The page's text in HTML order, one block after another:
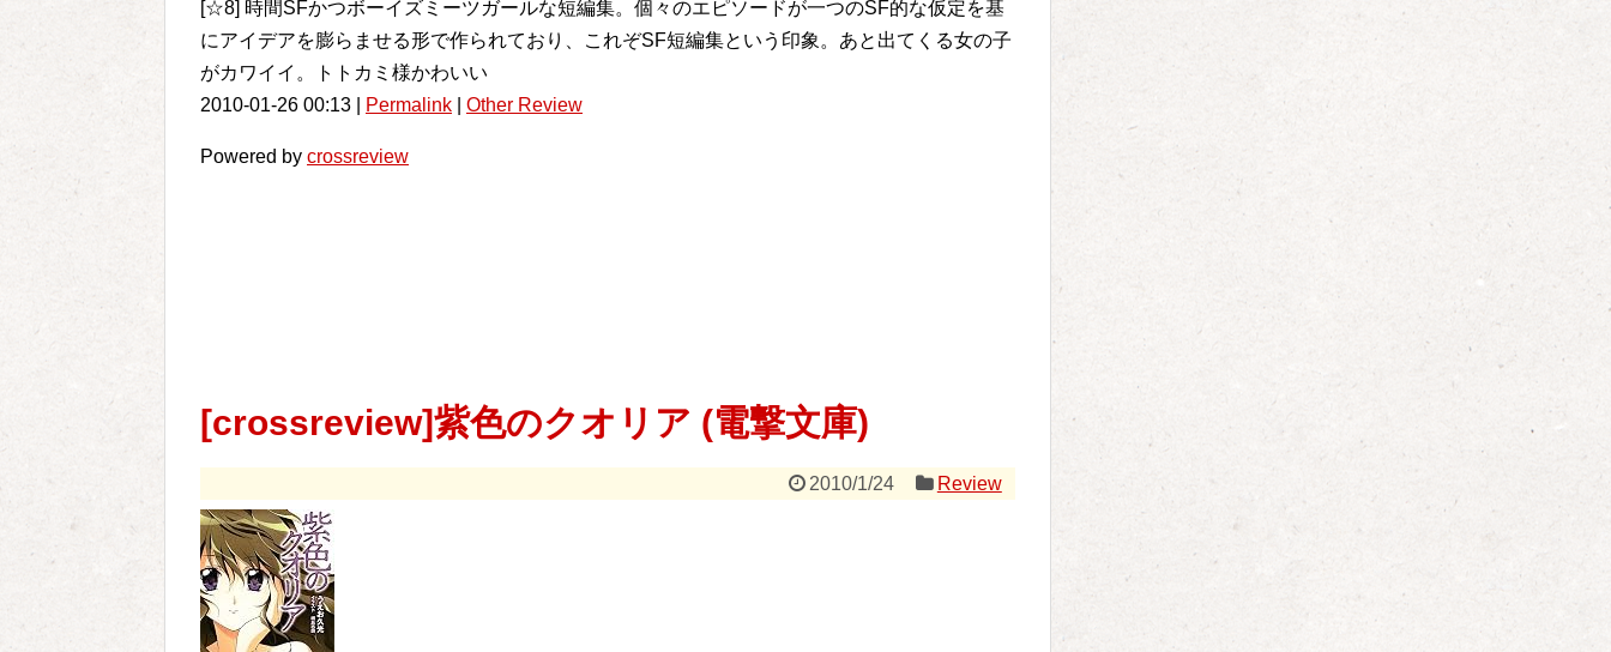
[☆8] 時間SFかつボーイズミーツガールな短編集。個々のエピソードが一つのSF的な仮定を基
にアイデアを膨らませる形で作られており、これぞSF短編集という印象。あと出てくる女の子
がカワイイ。トトカミ様かわいい
2010-01-26 00:13 |
Permalink Other Review
Powered by crossreview
[crossreview]紫色のクオリア (電撃文庫)
2010/1/24 Review